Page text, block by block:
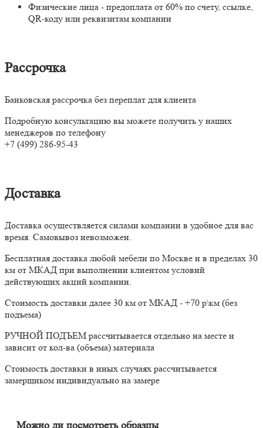
Физические лица - предоплата от 60% по счету, ссылке,
QR-коду или реквизитам компании
Рассрочка
Банковская рассрочка без переплат для клиента
Подробную консультацию вы можете получить у наших
менеджеров по телефону
+7 (499) 286-95-43
Доставка
Доставка осуществляется силами компании в удобное для вас
время. Самовывоз невозможен.
Бесплатная доставка любой мебели по Москве и в пределах 30
км от МКАД при выполнении клиентом условий
действующих акций компании.
Стоимость доставки далее 30 км от МКАД - +70 р\км (без
подъема)
РУЧНОЙ ПОДЪЕМ рассчитывается отдельно на месте и
зависит от кол-ва (объема) материала
Стоимость доставки в иных случаях рассчитывается
замерщиком индивидуально на замере
Можно ли посмотреть образцы